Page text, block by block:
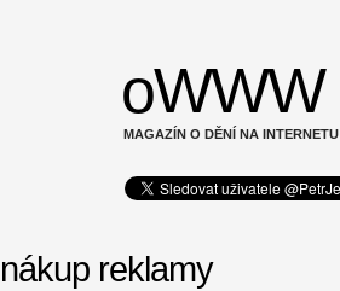
oWWW
MAGAZÍN O DĚNÍ NA INTERNETU
nákup reklamy